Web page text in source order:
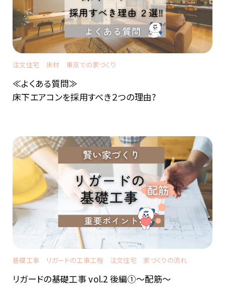
注文住宅 床材 東京での家づくり
≪よくある質問≫
床下エアコンを採用すべき２つの理由?
基礎工事 リガードの工事工程 注文住宅 家づくりの流れ
リガードの基礎工事 vol.2 後編①～配筋～